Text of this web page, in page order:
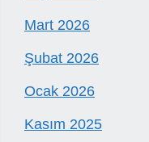
Mart 2026
Şubat 2026
Ocak 2026
Kasım 2025